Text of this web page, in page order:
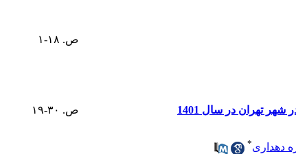
ص. ۱۸-۱
تهران در سال 1401
ص. ۳۰-۱۹
دهداری*